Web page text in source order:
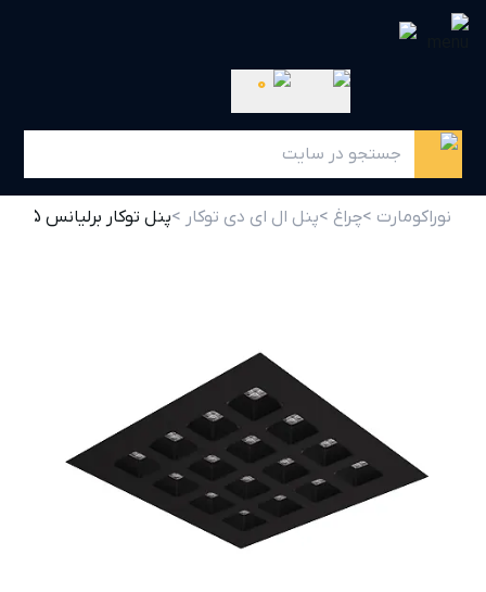
0
نوراکومارت >چراغ >پنل ال ای دی توکار >پنل توکار برلیانس 65 وات مشکی مازی نور